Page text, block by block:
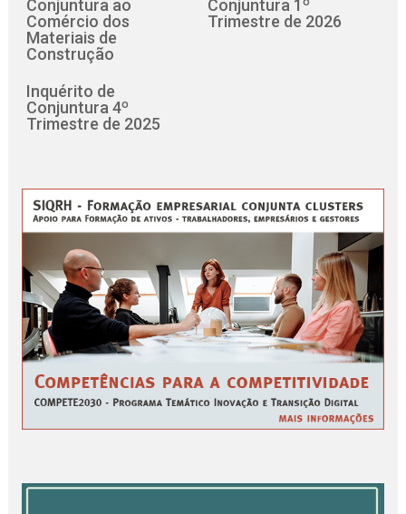
Conjuntura ao
Comércio dos
Materiais de
Construção
Conjuntura 1º
Trimestre de 2026
Inquérito de
Conjuntura 4º
Trimestre de 2025